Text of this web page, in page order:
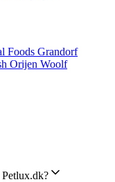
Foods Grandorf
Orijen Woolf